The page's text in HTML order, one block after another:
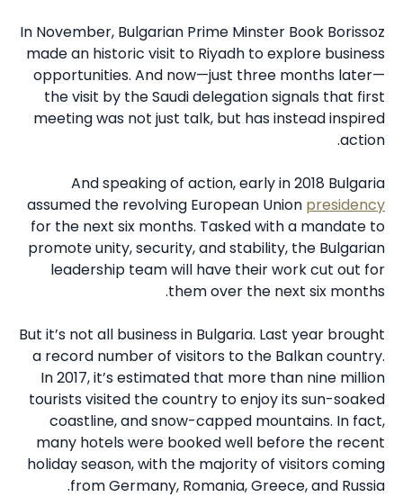
In November, Bulgarian Prime Minster Book Borissoz
made an historic visit to Riyadh to explore business
opportunities. And now—just three months later—
the visit by the Saudi delegation signals that first
meeting was not just talk, but has instead inspired
action.
And speaking of action, early in 2018 Bulgaria
assumed the revolving European Union presidency
for the next six months. Tasked with a mandate to
promote unity, security, and stability, the Bulgarian
leadership team will have their work cut out for
them over the next six months.
But it’s not all business in Bulgaria. Last year brought
a record number of visitors to the Balkan country.
In 2017, it’s estimated that more than nine million
tourists visited the country to enjoy its sun-soaked
coastline, and snow-capped mountains. In fact,
many hotels were booked well before the recent
holiday season, with the majority of visitors coming
from Germany, Romania, Greece, and Russia.